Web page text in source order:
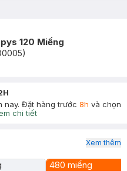
120 Miếng
)
nay. Đặt hàng trước 8h và chọn
chi tiết
480 miếng
Xem thêm